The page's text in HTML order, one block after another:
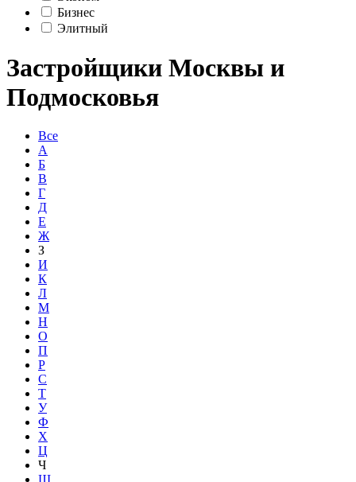
Бизнес
Элитный
Застройщики Москвы и
Подмосковья
Все
А
Б
В
Г
Д
Е
Ж
З
И
К
Л
М
Н
О
П
Р
С
Т
У
Ф
Х
Ц
Ч